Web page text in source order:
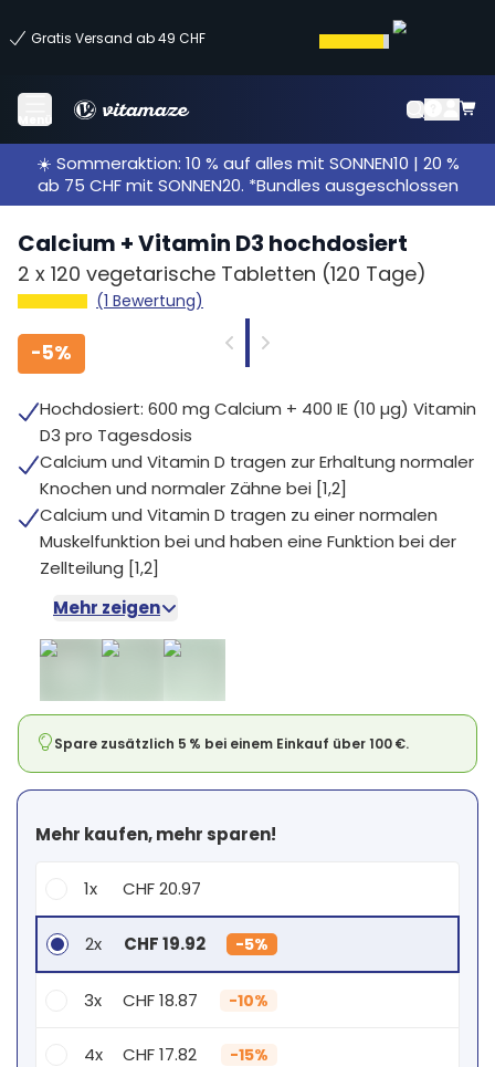
Gratis Versand ab 49 CHF
Menü
☀️ Sommeraktion: 10 % auf alles mit SONNEN10 | 20 %
ab 75 CHF mit SONNEN20. *Bundles ausgeschlossen
Calcium + Vitamin D3 hochdosiert
2 x 120 vegetarische Tabletten (120 Tage)
(1 Bewertung)
-5%
Hochdosiert: 600 mg Calcium + 400 IE (10 µg) Vitamin
D3 pro Tagesdosis
Calcium und Vitamin D tragen zur Erhaltung normaler
Knochen und normaler Zähne bei [1,2]
Calcium und Vitamin D tragen zu einer normalen
Muskelfunktion bei und haben eine Funktion bei der
Zellteilung [1,2]
Mehr zeigen
Spare zusätzlich 5 % bei einem Einkauf über 100 €.
Mehr kaufen, mehr sparen!
1x CHF 20.97
2x CHF 19.92 -5%
3x CHF 18.87 -10%
4x CHF 17.82 -15%